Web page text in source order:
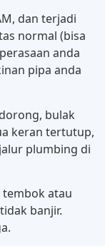
dan terjadi
normal (bisa
anda
pipa anda
bulak
keran tertutup,
plumbing di
tembok atau
banjir.